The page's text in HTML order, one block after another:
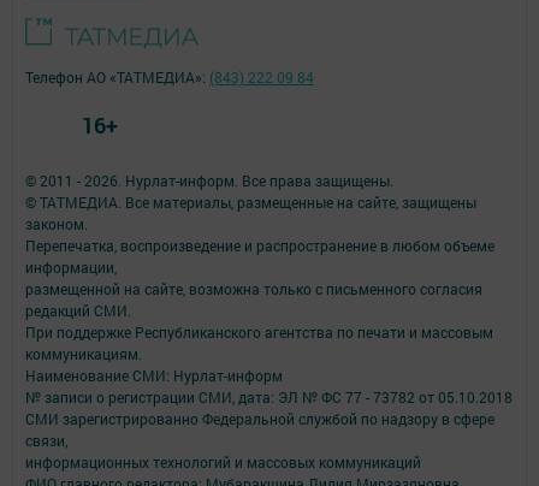
© 2011 - 2026. Нурлат-⁠информ. Все права защищены.
© ТАТМЕДИА. Все материалы, размещенные на сайте, защищены
законом.
Перепечатка, воспроизведение и распространение в любом объеме
информации,
размещенной на сайте, возможна только с письменного согласия
редакций СМИ.
При поддержке Республиканского агентства по печати и массовым
коммуникациям.
Наименование СМИ: Нурлат-⁠информ
№ записи о регистрации СМИ, дата: ЭЛ № ФС 77 -⁠ 73782 от 05.10.2018
СМИ зарегистрированно Федеральной службой по надзору в сфере
связи,
информационных технологий и массовых коммуникаций
Телефон АО «ТАТМЕДИА»: (843) 222 09 84
16+